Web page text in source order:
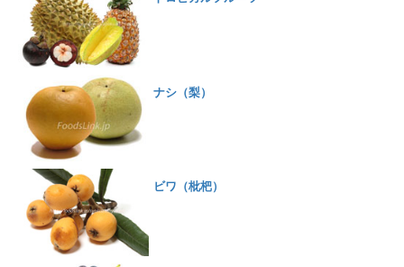
ナシ（梨）
ビワ（枇杷）